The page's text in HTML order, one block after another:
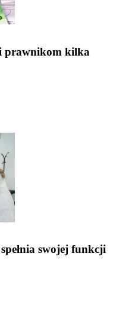
prawnikom kilka
swojej funkcji